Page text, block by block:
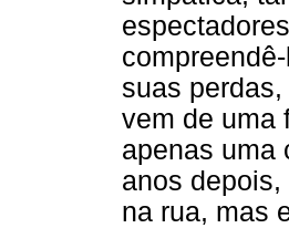
suas
vem de uma
apenas uma
anos
na rua, mas